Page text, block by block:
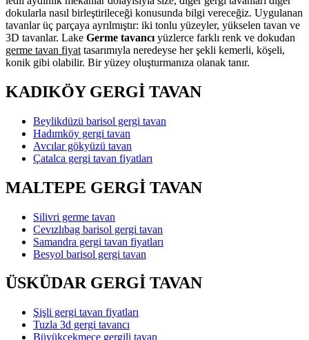
dokularla nasıl birleştirileceği konusunda bilgi vereceğiz. Uygulanan
tavanlar üç parçaya ayrılmıştır: iki tonlu yüzeyler, yükselen tavan ve
3D tavanlar. Lake Germe tavancı yüzlerce farklı renk ve dokudan
germe tavan fiyat tasarımıyla neredeyse her şekli kemerli, köşeli,
konik gibi olabilir. Bir yüzey oluşturmanıza olanak tanır.
KADIKÖY GERGİ TAVAN
Beylikdüzü barisol gergi tavan
Hadımköy gergi tavan
Avcılar gökyüzü tavan
Çatalca gergi tavan fiyatları
MALTEPE GERGİ TAVAN
Silivri germe tavan
Cevızlıbag barisol gergi tavan
Samandra gergi tavan fiyatları
Besyol barisol gergi tavan
ÜSKÜDAR GERGİ TAVAN
Şişli gergi tavan fiyatları
Tuzla 3d gergi tavancı
Büyükçekmece gergili tavan